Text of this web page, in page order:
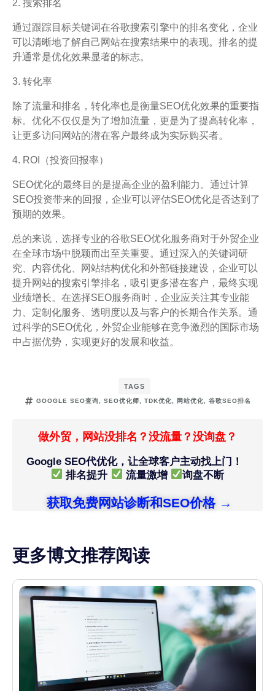
2. 搜索排名
通过跟踪目标关键词在谷歌搜索引擎中的排名变化，企业
可以清晰地了解自己网站在搜索结果中的表现。排名的提
升通常是优化效果显著的标志。
3. 转化率
除了流量和排名，转化率也是衡量SEO优化效果的重要指
标。优化不仅仅是为了增加流量，更是为了提高转化率，
让更多访问网站的潜在客户最终成为实际购买者。
4. ROI（投资回报率）
SEO优化的最终目的是提高企业的盈利能力。通过计算
SEO投资带来的回报，企业可以评估SEO优化是否达到了
预期的效果。
总的来说，选择专业的谷歌SEO优化服务商对于外贸企业
在全球市场中脱颖而出至关重要。通过深入的关键词研
究、内容优化、网站结构优化和外部链接建设，企业可以
提升网站的搜索引擎排名，吸引更多潜在客户，最终实现
业绩增长。在选择SEO服务商时，企业应关注其专业能
力、定制化服务、透明度以及与客户的长期合作关系。通
过科学的SEO优化，外贸企业能够在竞争激烈的国际市场
中占据优势，实现更好的发展和收益。
TAGS
GOOGLE SEO查询 SEO优化师 TDK优化, 网站优化, 谷歌SEO排名
做外贸，网站没排名？没流量？没询盘？
Google SEO代优化，让全球客户主动找上门！
排名提升
流量激增 询盘不断
获取免费网站诊断和SEO价格 →
更多博文推荐阅读